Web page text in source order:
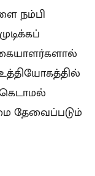
நம்பி
தேவைப்படும்